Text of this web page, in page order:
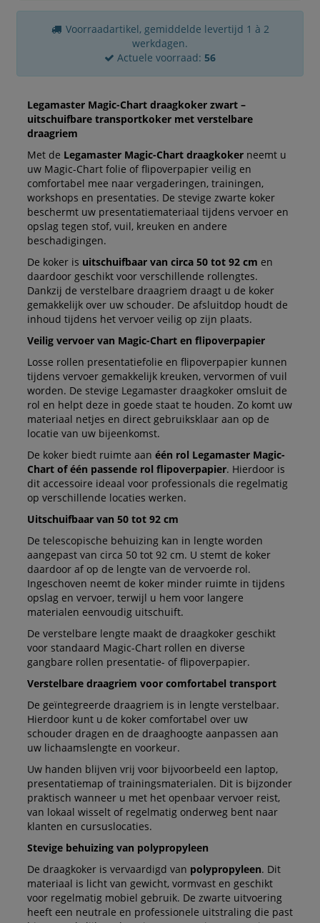
Voorraadartikel, gemiddelde levertijd 1 à 2
werkdagen.
Actuele voorraad: 56
Legamaster Magic-Chart draagkoker zwart –
uitschuifbare transportkoker met verstelbare
draagriem
Met de Legamaster Magic-Chart draagkokerneemt u
uw Magic-Chart folie of flipoverpapier veilig en
comfortabel mee naar vergaderingen, trainingen,
workshops en presentaties. De stevige zwarte koker
beschermt uw presentatiemateriaal tijdens vervoer en
opslag tegen stof, vuil, kreuken en andere
beschadigingen.
De koker is uitschuifbaar van circa 50 tot 92 cm en
daardoor geschikt voor verschillende rollengtes.
Dankzij de verstelbare draagriem draagt u de koker
gemakkelijk over uw schouder. De afsluitdop houdt de
inhoud tijdens het vervoer veilig op zijn plaats.
Veilig vervoer van Magic-Chart en flipoverpapier
Losse rollen presentatiefolie en flipoverpapier kunnen
tijdens vervoer gemakkelijk kreuken, vervormen of vuil
worden. De stevige Legamaster draagkoker omsluit de
rol en helpt deze in goede staat te houden. Zo komt uw
materiaal netjes en direct gebruiksklaar aan op de
locatie van uw bijeenkomst.
De koker biedt ruimte aan één rol Legamaster Magic-
Chart of één passende rol flipoverpapier. Hierdoor is
dit accessoire ideaal voor professionals die regelmatig
op verschillende locaties werken.
Uitschuifbaar van 50 tot 92 cm
De telescopische behuizing kan in lengte worden
aangepast van circa 50 tot 92 cm. U stemt de koker
daardoor af op de lengte van de vervoerde rol.
Ingeschoven neemt de koker minder ruimte in tijdens
opslag en vervoer, terwijl u hem voor langere
materialen eenvoudig uitschuift.
De verstelbare lengte maakt de draagkoker geschikt
voor standaard Magic-Chart rollen en diverse
gangbare rollen presentatie- of flipoverpapier.
Verstelbare draagriem voor comfortabel transport
De geïntegreerde draagriem is in lengte verstelbaar.
Hierdoor kunt u de koker comfortabel over uw
schouder dragen en de draaghoogte aanpassen aan
uw lichaamslengte en voorkeur.
Uw handen blijven vrij voor bijvoorbeeld een laptop,
presentatiemap of trainingsmaterialen. Dit is bijzonder
praktisch wanneer u met het openbaar vervoer reist,
van lokaal wisselt of regelmatig onderweg bent naar
klanten en cursuslocaties.
Stevige behuizing van polypropyleen
De draagkoker is vervaardigd van polypropyleen. Dit
materiaal is licht van gewicht, vormvast en geschikt
voor regelmatig mobiel gebruik. De zwarte uitvoering
heeft een neutrale en professionele uitstraling die past